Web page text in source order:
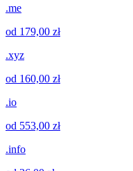
.me
od 179,00 zł
.xyz
od 160,00 zł
.io
od 553,00 zł
.info